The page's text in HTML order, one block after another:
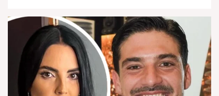
Giordana Angi. Le squadre con gli allievi rimasti in
gara sono: Zerbi-Celentano con Alessia, Antonia,
Chiara, Daniele e Jacopo Sol. Cuccarini-Lo con
Francesco [']